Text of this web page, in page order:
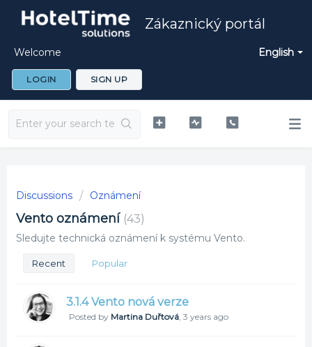
Zákaznický portál
English
Welcome
LOGIN SIGN UP
Discussions Oznámení
Vento oznámení 43
Sledujte technická oznámení k systému Vento.
Recent Popular
3.1.4 Vento nová verze
Posted by Martina Duřtová, 3 years ago